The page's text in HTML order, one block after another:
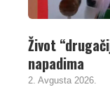
Život
napadima
2. Avgusta 2026.